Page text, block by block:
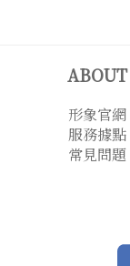
ABOUT
形象官網
服務據點
常見問題